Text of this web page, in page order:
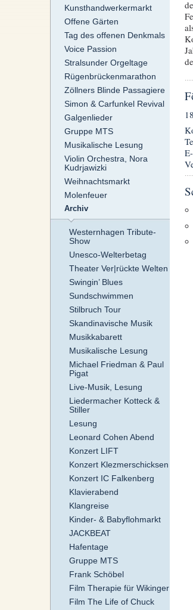
Kunsthandwerkermarkt
Offene Gärten
Tag des offenen Denkmals
Voice Passion
Stralsunder Orgeltage
Rügenbrückenmarathon
Zöllners Blinde Passagiere
Simon & Carfunkel Revival
Galgenlieder
Gruppe MTS
Musikalische Lesung
Violin Orchestra, Nora
Kudrjawizki
Weihnachtsmarkt
Molenfeuer
Archiv
Westernhagen Tribute-
Show
Unesco-Welterbetag
Theater Ver|rückte Welten
Swingin’ Blues
Sundschwimmen
Stilbruch Tour
Skandinavische Musik
Musikkabarett
Musikalische Lesung
Michael Friedman & Paul
Pigat
Live-Musik, Lesung
Liedermacher Kotteck &
Stiller
Lesung
Leonard Cohen Abend
Konzert LIFT
Konzert Klezmerschicksen
Konzert IC Falkenberg
Klavierabend
Klangreise
Kinder- & Babyflohmarkt
JACKBEAT
Hafentage
Gruppe MTS
Frank Schöbel
Film Therapie für Wikinger
Film The Life of Chuck